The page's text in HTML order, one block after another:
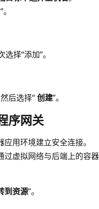
择“添加”。
后选择“创建”。
序网关
用环境建立安全连接。
过虚拟网络与后端上的容器
到资源”。